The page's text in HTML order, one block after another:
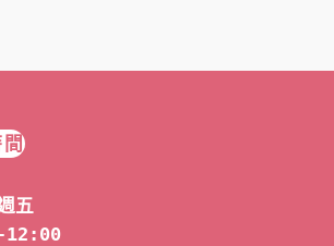
間
五
12:00